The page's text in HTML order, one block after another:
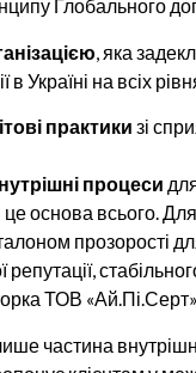
Глобального
, яка
Україні на всіх
практики зі
процеси
основа всього.
прозорості
ТОВ
частина